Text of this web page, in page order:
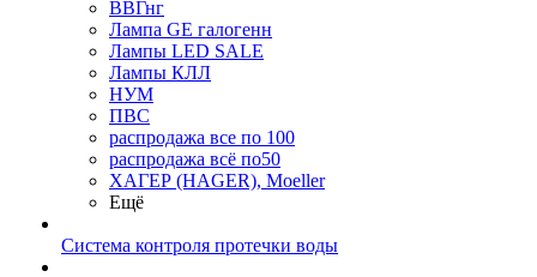
ВВГнг
Лампа GE галогенн
Лампы LED SALE
Лампы КЛЛ
НУМ
ПВС
распродажа все по 100
распродажа всё по50
ХАГЕР (HAGER), Moeller
Ещё
Система контроля протечки воды